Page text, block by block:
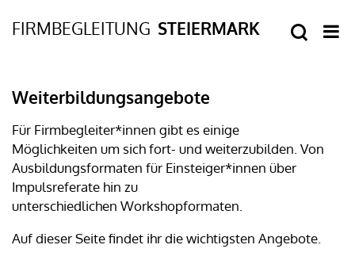
Weiterbildungsangebote
Für Firmbegleiter*innen gibt es einige
Möglichkeiten um sich fort- und weiterzubilden. Von
Ausbildungsformaten für Einsteiger*innen über
Impulsreferate hin zu
unterschiedlichen Workshopformaten.
Auf dieser Seite findet ihr die wichtigsten Angebote.